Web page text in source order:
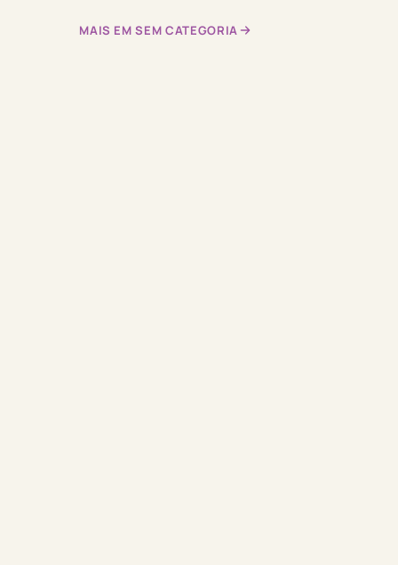
MAIS EM SEM CATEGORIA